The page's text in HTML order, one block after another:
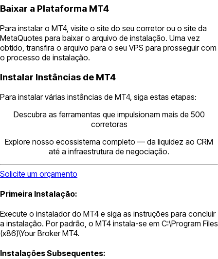
Baixar a Plataforma MT4
Para instalar o MT4, visite o site do seu corretor ou o site da
MetaQuotes para baixar o arquivo de instalação. Uma vez
obtido, transfira o arquivo para o seu VPS para prosseguir com
o processo de instalação.
Instalar Instâncias de MT4
Para instalar várias instâncias de MT4, siga estas etapas:
Descubra as ferramentas que impulsionam mais de 500
corretoras
Explore nosso ecossistema completo — da liquidez ao CRM
até a infraestrutura de negociação.
Solicite um orçamento
Primeira Instalação:
Execute o instalador do MT4 e siga as instruções para concluir
a instalação. Por padrão, o MT4 instala-se em C:\Program Files
(x86)\Your Broker MT4.
Instalações Subsequentes: